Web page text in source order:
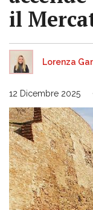
il
Lorenza
12 Dicembre 2025